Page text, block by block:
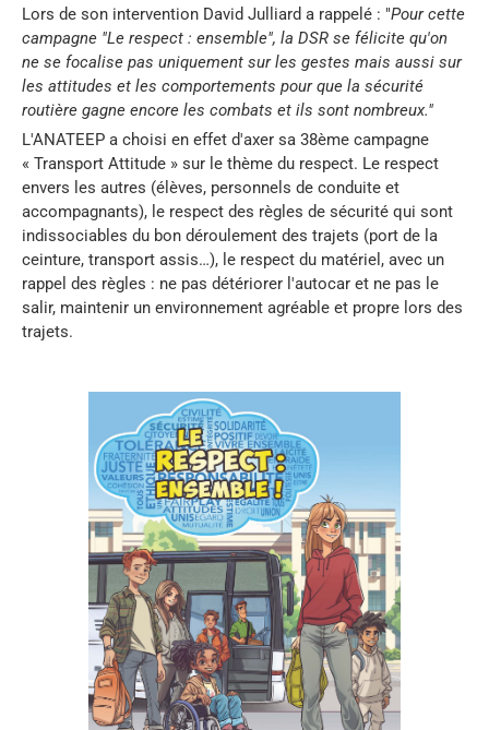
Lors de son intervention David Julliard a rappelé : "Pour cette
campagne "Le respect : ensemble", la DSR se félicite qu'on
ne se focalise pas uniquement sur les gestes mais aussi sur
les attitudes et les comportements pour que la sécurité
routière gagne encore les combats et ils sont nombreux."
L'ANATEEP a choisi en effet d'axer sa 38ème campagne
« Transport Attitude » sur le thème du respect. Le respect
envers les autres (élèves, personnels de conduite et
accompagnants), le respect des règles de sécurité qui sont
indissociables du bon déroulement des trajets (port de la
ceinture, transport assis…), le respect du matériel, avec un
rappel des règles : ne pas détériorer l'autocar et ne pas le
salir, maintenir un environnement agréable et propre lors des
trajets.